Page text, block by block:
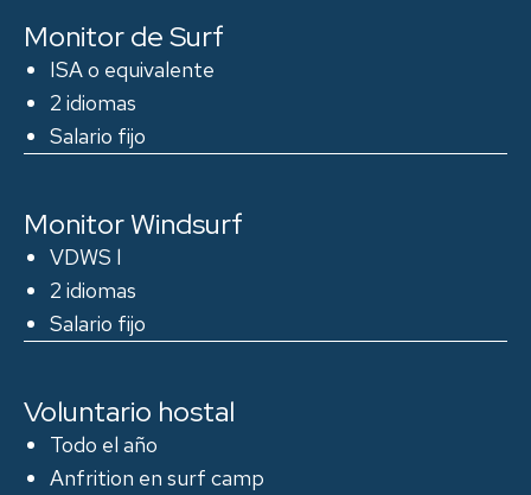
Monitor de Surf
ISA o equivalente
2 idiomas
Salario fijo
Monitor Windsurf
VDWS l
2 idiomas
Salario fijo
Voluntario hostal
Todo el año
Anfrition en surf camp